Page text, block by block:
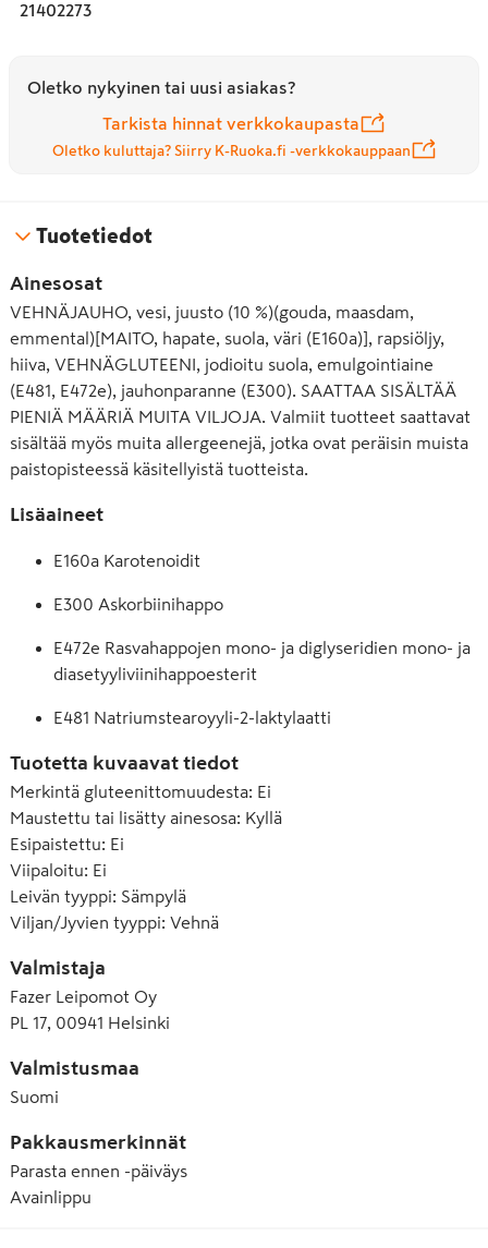
21402273
Oletko nykyinen tai uusi asiakas?
Tarkista hinnat verkkokaupasta
Oletko kuluttaja? Siirry K-Ruoka.fi -verkkokauppaan
Tuotetiedot
Ainesosat
VEHNÄJAUHO, vesi, juusto (10 %)(gouda, maasdam,
emmental)[MAITO, hapate, suola, väri (E160a)], rapsiöljy,
hiiva, VEHNÄGLUTEENI, jodioitu suola, emulgointiaine
(E481, E472e), jauhonparanne (E300). SAATTAA SISÄLTÄÄ
PIENIÄ MÄÄRIÄ MUITA VILJOJA. Valmiit tuotteet saattavat
sisältää myös muita allergeenejä, jotka ovat peräisin muista
paistopisteessä käsitellyistä tuotteista.
Lisäaineet
E160a Karotenoidit
E300 Askorbiinihappo
E472e Rasvahappojen mono- ja diglyseridien mono- ja
diasetyyliviinihappoesterit
E481 Natriumstearoyyli-2-laktylaatti
Tuotetta kuvaavat tiedot
Merkintä gluteenittomuudesta: Ei
Maustettu tai lisätty ainesosa: Kyllä
Esipaistettu: Ei
Viipaloitu: Ei
Leivän tyyppi: Sämpylä
Viljan/Jyvien tyyppi: Vehnä
Valmistaja
Fazer Leipomot Oy
PL 17, 00941 Helsinki
Valmistusmaa
Suomi
Pakkausmerkinnät
Parasta ennen -päiväys
Avainlippu